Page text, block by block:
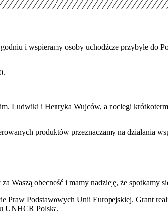
i wspieramy osoby uchodźcze przybyłe do
Ludwiki i Henryka Wujców, a noclegi
produktów przeznaczamy na działania
Waszą obecność i mamy nadzieję, że spotkamy
Praw Podstawowych Unii Europejskiej. Grant
UNHCR Polska.